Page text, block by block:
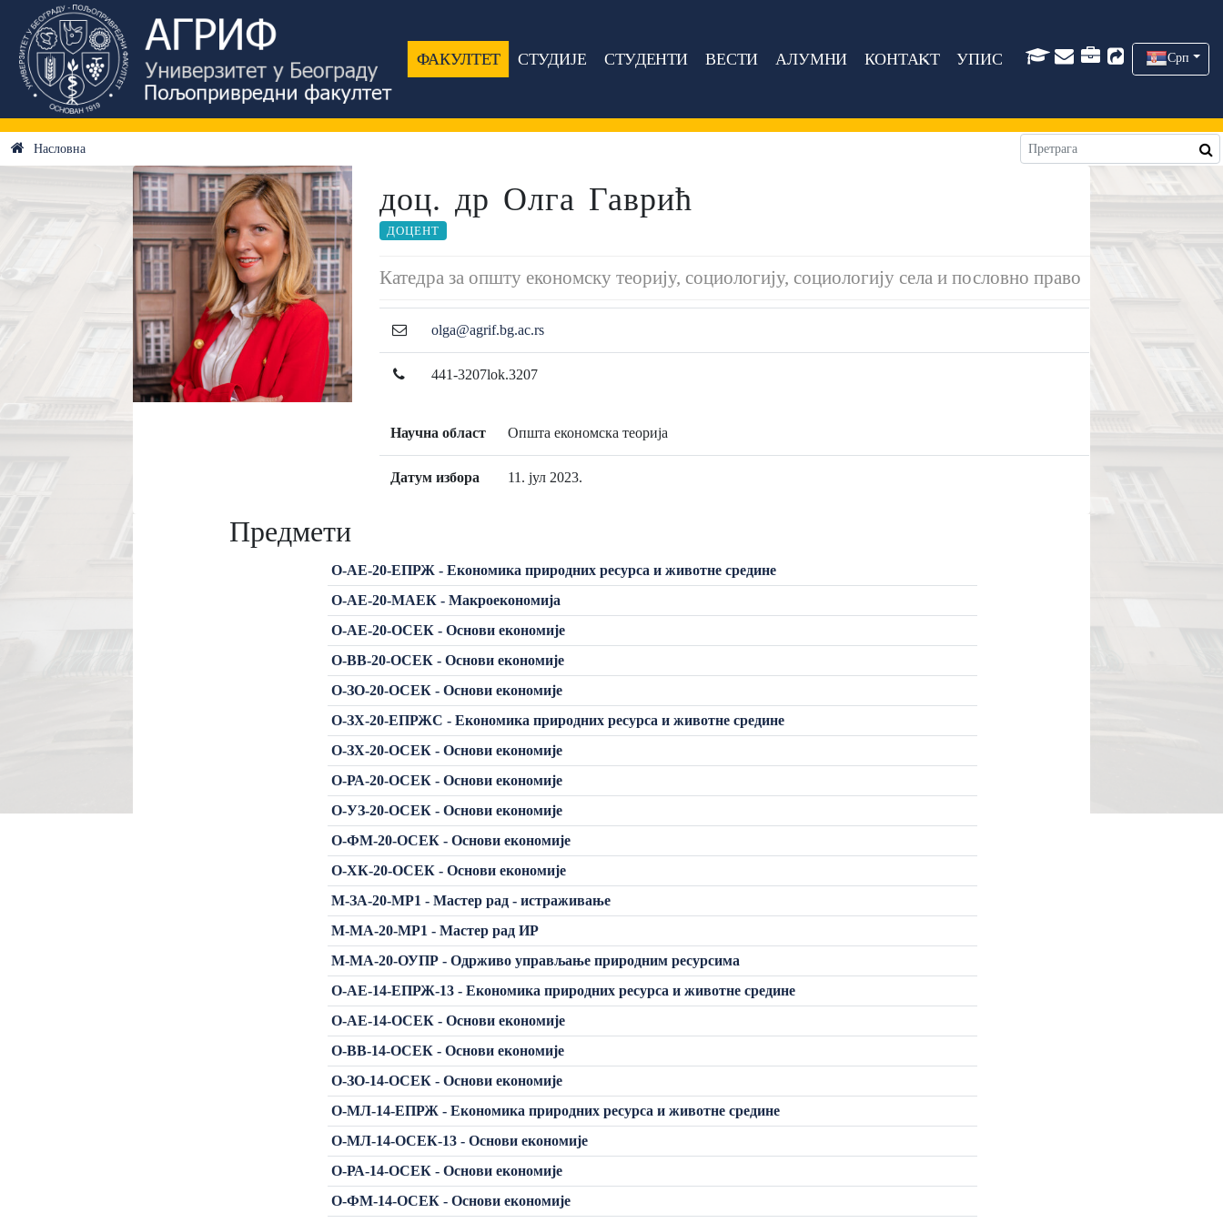
ФАКУЛТЕТ СТУДИЈЕ СТУДЕНТИ ВЕСТИ АЛУМНИ КОНТАКТ УПИС Срп
Насловна
доц. др Олга Гаврић
ДОЦЕНТ
Катедра за општу економску теорију, социологију, социологију села и пословно право
olga@agrif.bg.ac.rs
441-3207lok.3207
Научна област Општа економска теорија
Датум избора 11. јул 2023.
Предмети
О-АЕ-20-ЕПРЖ - Економика природних ресурса и животне средине
О-АЕ-20-МАЕК - Макроекономија
О-АЕ-20-ОСЕК - Основи економије
О-ВВ-20-ОСЕК - Основи економије
О-ЗО-20-ОСЕК - Основи економије
О-ЗХ-20-ЕПРЖС - Економика природних ресурса и животне средине
О-ЗХ-20-ОСЕК - Основи економије
О-РА-20-ОСЕК - Основи економије
О-УЗ-20-ОСЕК - Основи економије
О-ФМ-20-ОСЕК - Основи економије
О-ХК-20-ОСЕК - Основи економије
М-ЗА-20-МР1 - Мастер рад - истраживање
М-МА-20-МР1 - Мастер рад ИР
М-МА-20-ОУПР - Одрживо управљање природним ресурсима
О-АЕ-14-ЕПРЖ-13 - Економика природних ресурса и животне средине
О-АЕ-14-ОСЕК - Основи економије
О-ВВ-14-ОСЕК - Основи економије
О-ЗО-14-ОСЕК - Основи економије
О-МЛ-14-ЕПРЖ - Економика природних ресурса и животне средине
О-МЛ-14-ОСЕК-13 - Основи економије
О-РА-14-ОСЕК - Основи економије
О-ФМ-14-ОСЕК - Основи економије